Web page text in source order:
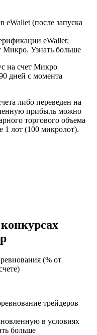
eWallet (после запуска
eWallet;
Микро. Узнать больше
на счет Микро
дней с момента
либо переведен на
прибыль можно
торгового объема
1 лот (100 микролот).
(% от
трейдеров
в условиях
больше